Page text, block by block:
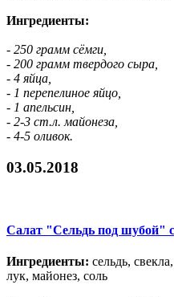
Ингредиенты:
- 250 грамм сёмги,
- 200 грамм твердого сыра,
- 4 яйца,
- 1 перепелиное яйцо,
- 1 апельсин,
- 2-3 ст.л. майонеза,
- 4-5 оливок.
03.05.2018
Салат "Сельдь под шубой"
Ингредиенты: сельдь,
лук, майонез, соль